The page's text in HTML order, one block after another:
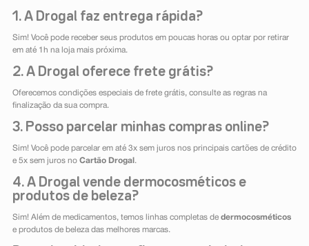
1. A Drogal faz entrega rápida?
Sim! Você pode receber seus produtos em poucas horas ou optar por retirar
em até 1h na loja mais próxima.
2. A Drogal oferece frete grátis?
Oferecemos condições especiais de frete grátis, consulte as regras na
finalização da sua compra.
3. Posso parcelar minhas compras online?
Sim! Você pode parcelar em até 3x sem juros nos principais cartões de crédito
e 5x sem juros no Cartão Drogal .
4. A Drogal vende dermocosméticos e
produtos de beleza?
Sim! Além de medicamentos, temos linhas completas de dermocosméticos
e produtos de beleza das melhores marcas.